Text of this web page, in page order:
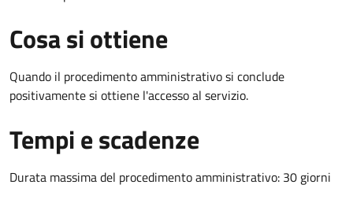
Cosa si ottiene
Quando il procedimento amministrativo si conclude
positivamente si ottiene l'accesso al servizio.
Tempi e scadenze
Durata massima del procedimento amministrativo: 30 giorni